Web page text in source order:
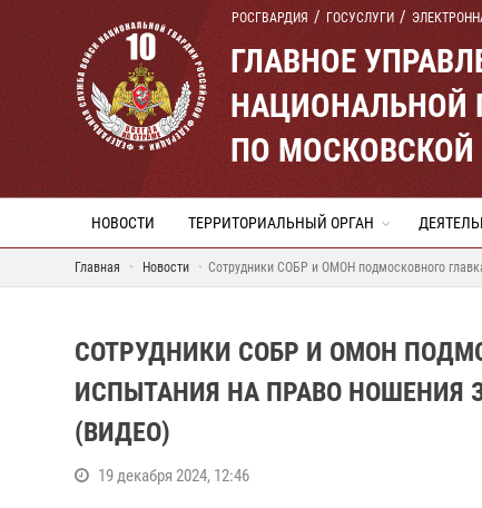
РОСГВАРДИЯ ГОСУСЛУГИ
ГЛАВНОЕ
НАЦИОНАЛЬНОЙ
ПО МОСКОВСКОЙ
НОВОСТИ ТЕРРИТОРИАЛЬНЫЙ ОРГАН
Главная Новости Сотрудники СОБР и ОМОН подмосковного
СОТРУДНИКИ СОБР И ОМОН
ИСПЫТАНИЯ НА ПРАВО НОШЕНИЯ
(ВИДЕО)
19 декабря 2024, 12:46